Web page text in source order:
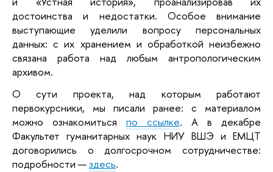
достоинства и недостатки. Особое внимание
выступающие уделили вопросу персональных
данных: с их хранением и обработкой неизбежно
связана работа над любым антропологическим
архивом.
О сути проекта, над которым работают
первокурсники, мы писали ранее: с материалом
можно ознакомиться по ссылке. А в декабре
Факультет гуманитарных наук НИУ ВШЭ и ЕМЦТ
договорились о долгосрочном сотрудничестве:
подробности — здесь.